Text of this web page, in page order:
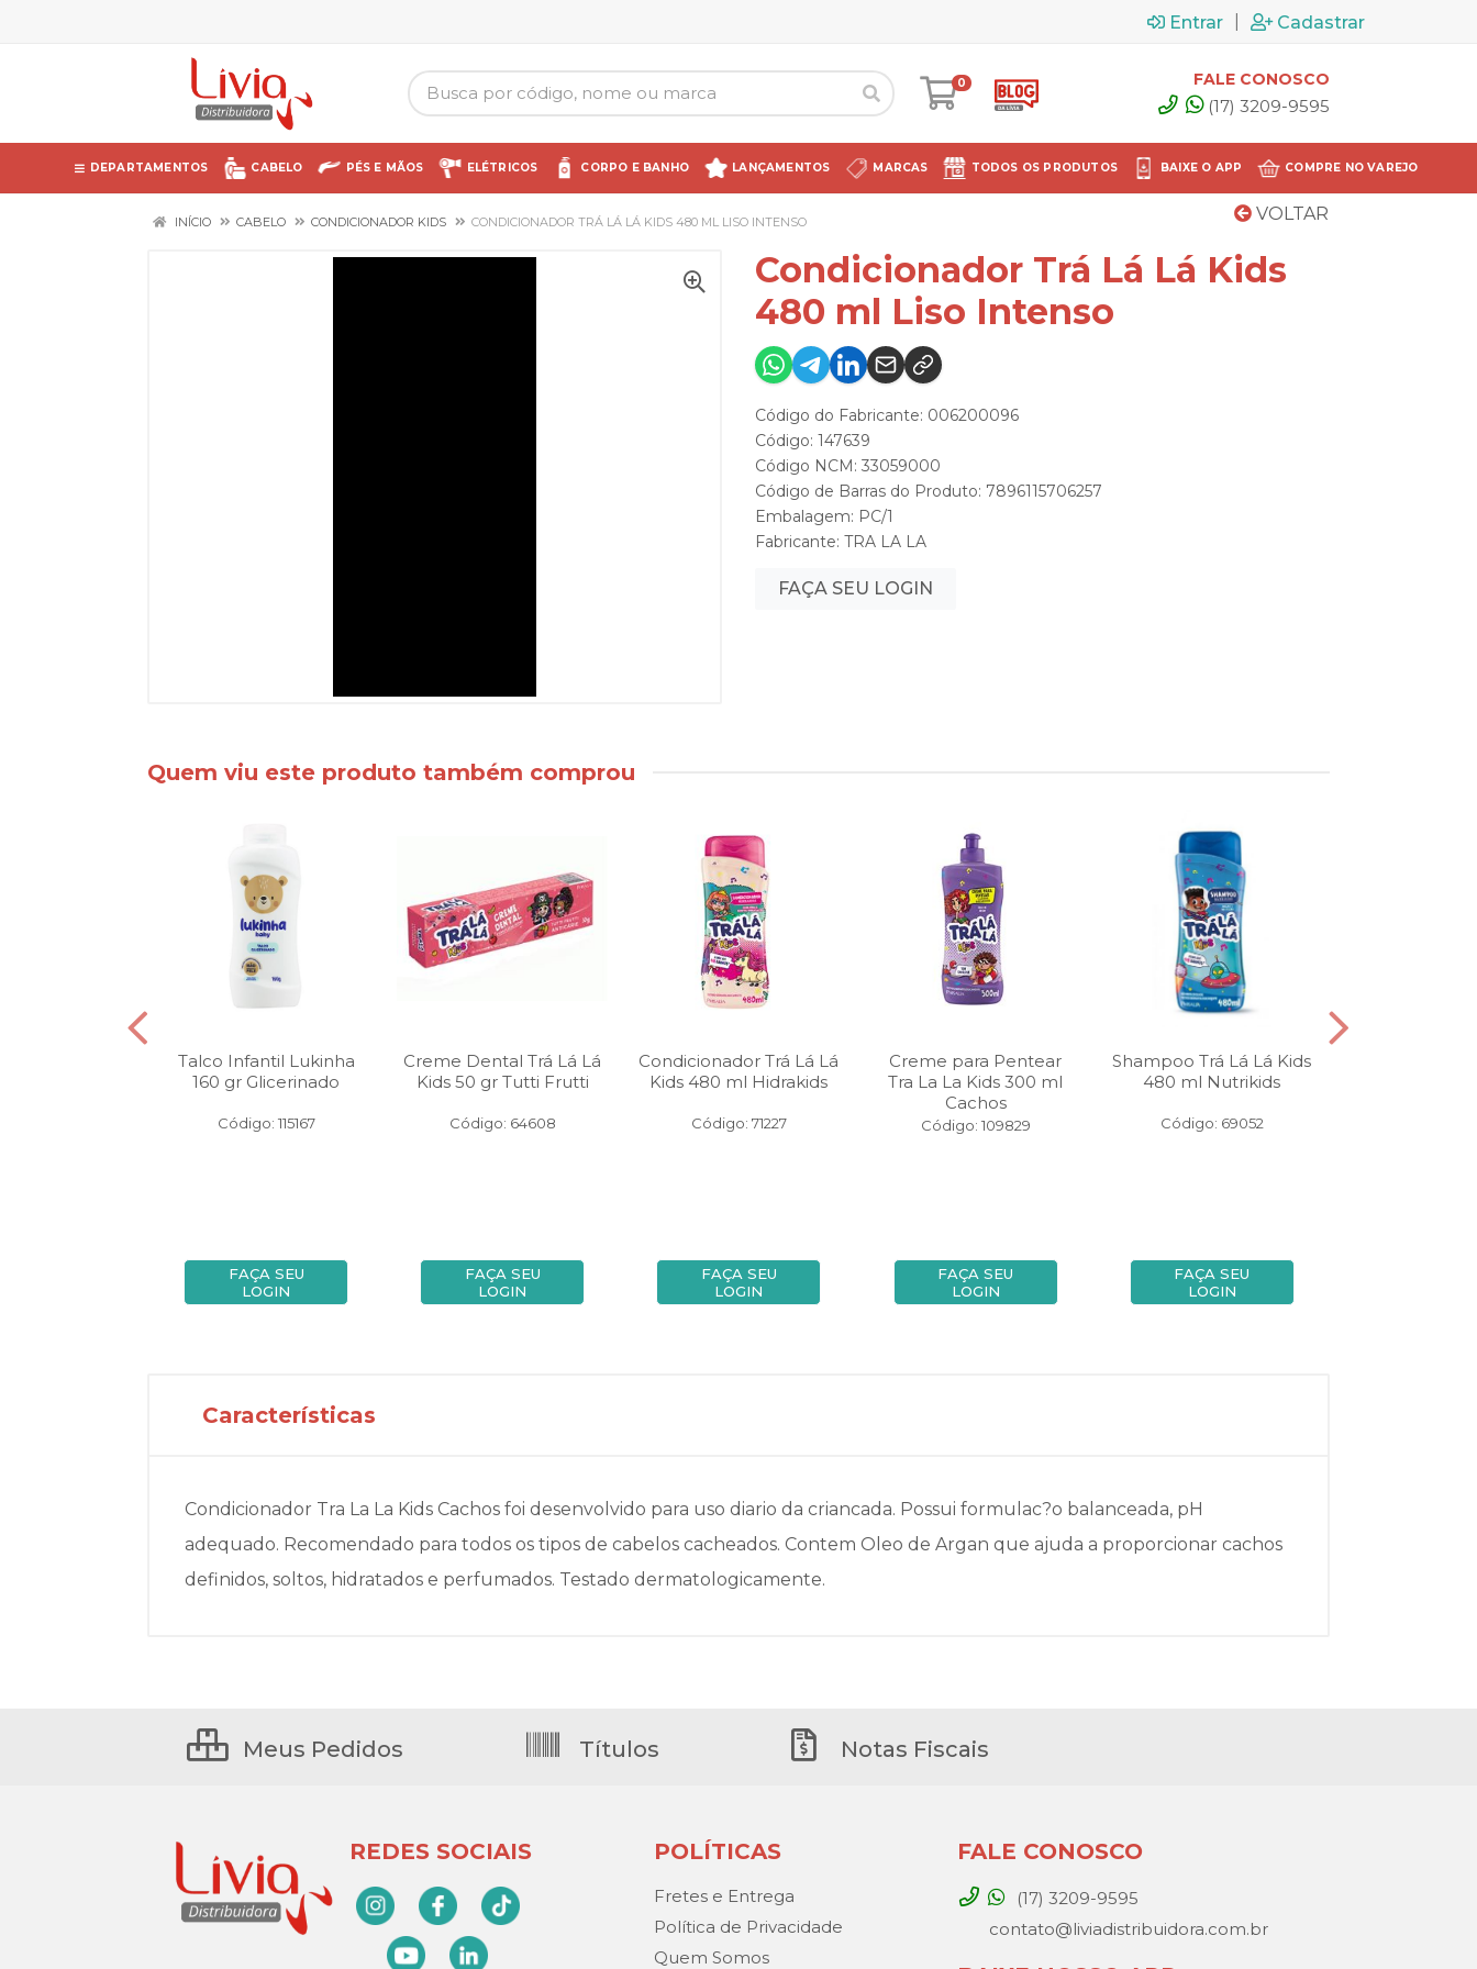
Entrar Cadastrar
0 FALE CONOSCO
(17) 3209-9595
DEPARTAMENTOS CABELO PÉS E MÃOS ELÉTRICOS CORPO E BANHO LANÇAMENTOS MARCAS TODOS OS PRODUTOS BAIXE O APP COMPRE NO VAREJO
VOLTAR
INÍCIO CABELO CONDICIONADOR KIDS CONDICIONADOR TRÁ LÁ LÁ KIDS 480 ML LISO INTENSO
Condicionador Trá Lá Lá Kids
480 ml Liso Intenso
Código do Fabricante: 006200096
Código: 147639
Código NCM: 33059000
Código de Barras do Produto: 7896115706257
Embalagem: PC/1
Fabricante: TRA LA LA
FAÇA SEU LOGIN
Quem viu este produto também comprou
Talco Infantil Lukinha
160 gr Glicerinado
Código: 115167
FAÇA SEU
LOGIN
Creme Dental Trá Lá Lá
Kids 50 gr Tutti Frutti
Código: 64608
FAÇA SEU
LOGIN
Condicionador Trá Lá Lá
Kids 480 ml Hidrakids
Código: 71227
FAÇA SEU
LOGIN
Creme para Pentear
Tra La La Kids 300 ml
Cachos
Código: 109829
FAÇA SEU
LOGIN
Shampoo Trá Lá Lá Kids
480 ml Nutrikids
Código: 69052
FAÇA SEU
LOGIN
Características
Condicionador Tra La La Kids Cachos foi desenvolvido para uso diario da criancada. Possui formulac?o balanceada, pH
adequado. Recomendado para todos os tipos de cabelos cacheados. Contem Oleo de Argan que ajuda a proporcionar cachos
definidos, soltos, hidratados e perfumados. Testado dermatologicamente.
Meus Pedidos Títulos Notas Fiscais
REDES SOCIAIS POLÍTICAS
Fretes e Entrega
Política de Privacidade
Quem Somos
FALE CONOSCO
(17) 3209-9595
contato@liviadistribuidora.com.br